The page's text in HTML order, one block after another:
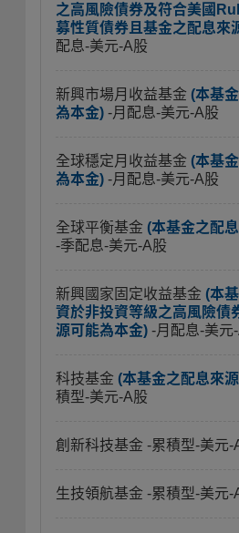
之高風險債券及符合美國
募性質債券且基金之配息來
配息-美元-A股
新興市場月收益基金 (本基
為本金) -月配息-美元-A股
全球穩定月收益基金 (本基
為本金) -月配息-美元-A股
全球平衡基金 (本基金之配
-季配息-美元-A股
新興國家固定收益基金 (本
資於非投資等級之高風險債
源可能為本金) -月配息-美元
科技基金 (本基金之配息來
積型-美元-A股
創新科技基金 -累積型-美元-
生技領航基金 -累積型-美元-